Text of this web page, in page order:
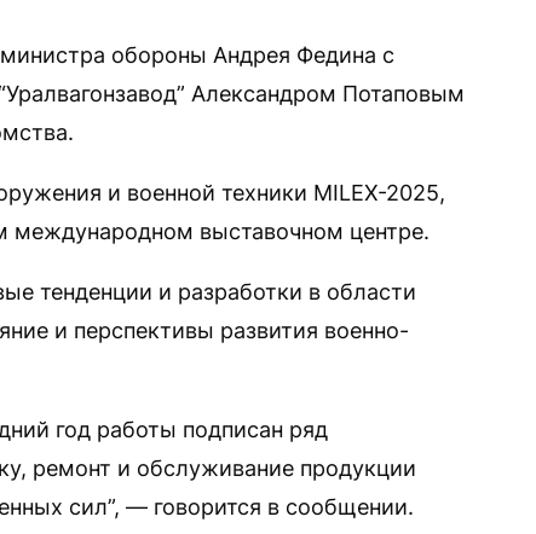
обороны Андрея Федина с
Александром Потаповым
и военной техники MILEX-2025,
международном выставочном центре.
тенденции и разработки в области
и перспективы развития военно-
год работы подписан ряд
ремонт и обслуживание продукции
сил”, — говорится в сообщении.